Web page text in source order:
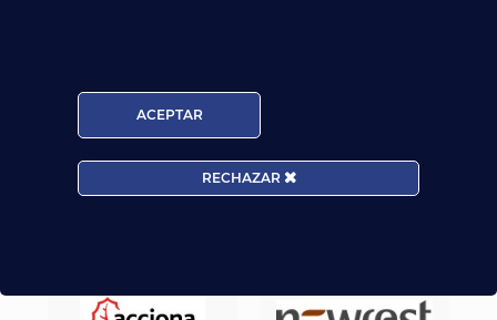
ACEPTAR
RECHAZAR